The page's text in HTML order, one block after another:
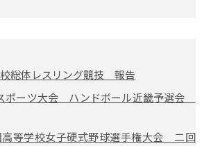
総体レスリング競技 報告
ーツ大会 ハンドボール近畿予選会
等学校女子硬式野球選手権大会 二回